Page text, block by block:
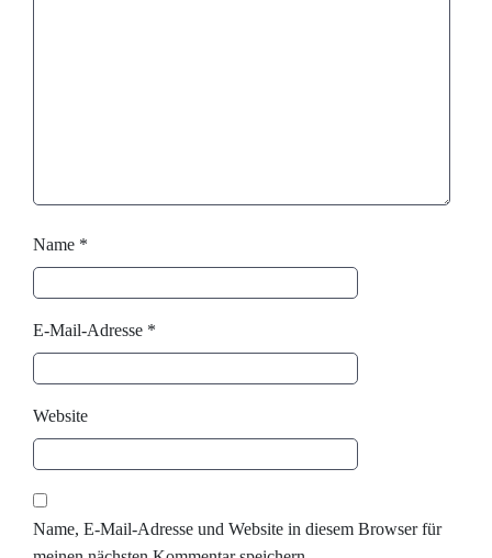
Name *
E-Mail-Adresse *
Website
Name, E-Mail-Adresse und Website in diesem Browser für